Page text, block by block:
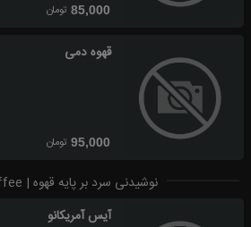
85,000 تومان
قهوه دمی
95,000 تومان
نوشیدنی سرد بر پایه قهوه | ice coffee
آیس آمریکانو